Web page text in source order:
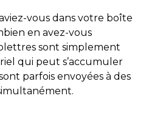
vous dans votre boîte
en avez-vous
sont simplement
qui peut s’accumuler
parfois envoyées à des